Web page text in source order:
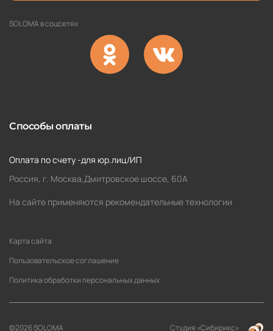
SOLOMA в соцсетях
Способы оплаты
Оплата по счету -для юр.лиц/ИП
Россия, г. Москва,Дмитровское шоссе, 60А
На сайте применяются рекомендательные технологии
©2026 SOLOMA
Карта сайта
Политика обработки персональных данных
Пользовательское соглашение
Студия «Сибирикс»